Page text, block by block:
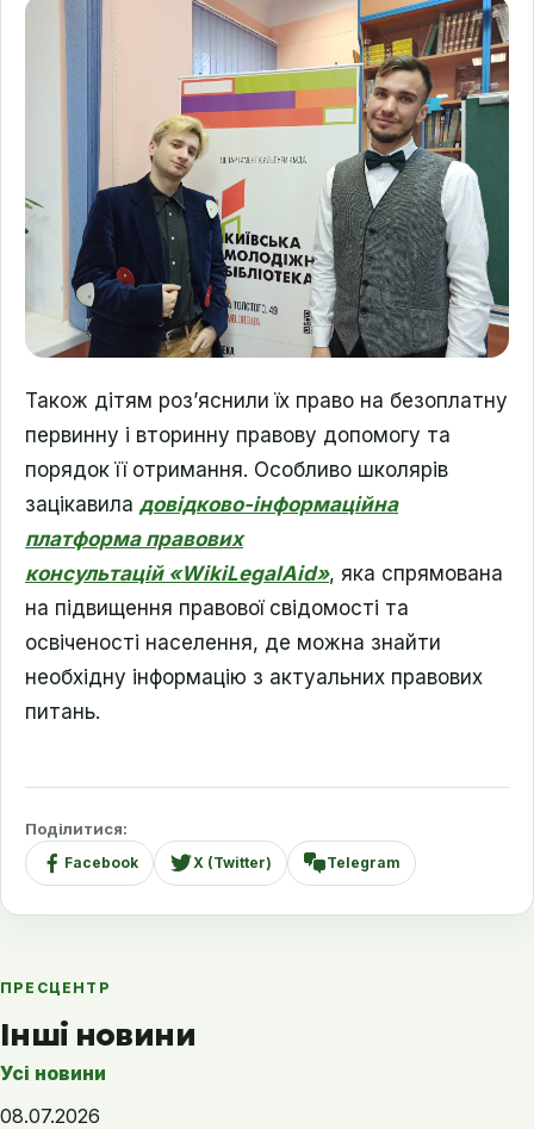
Також дітям роз’яснили їх право на безоплатну
первинну і вторинну правову допомогу та
порядок її отримання. Особливо школярів
зацікавила довідково-інформаційна
платформа правових
консультацій «WikiLegalAid», яка спрямована
на підвищення правової свідомості та
освіченості населення, де можна знайти
необхідну інформацію з актуальних правових
питань.
Поділитися:
Facebook X (Twitter) Telegram
ПРЕСЦЕНТР
Інші новини
Усі новини
08.07.2026